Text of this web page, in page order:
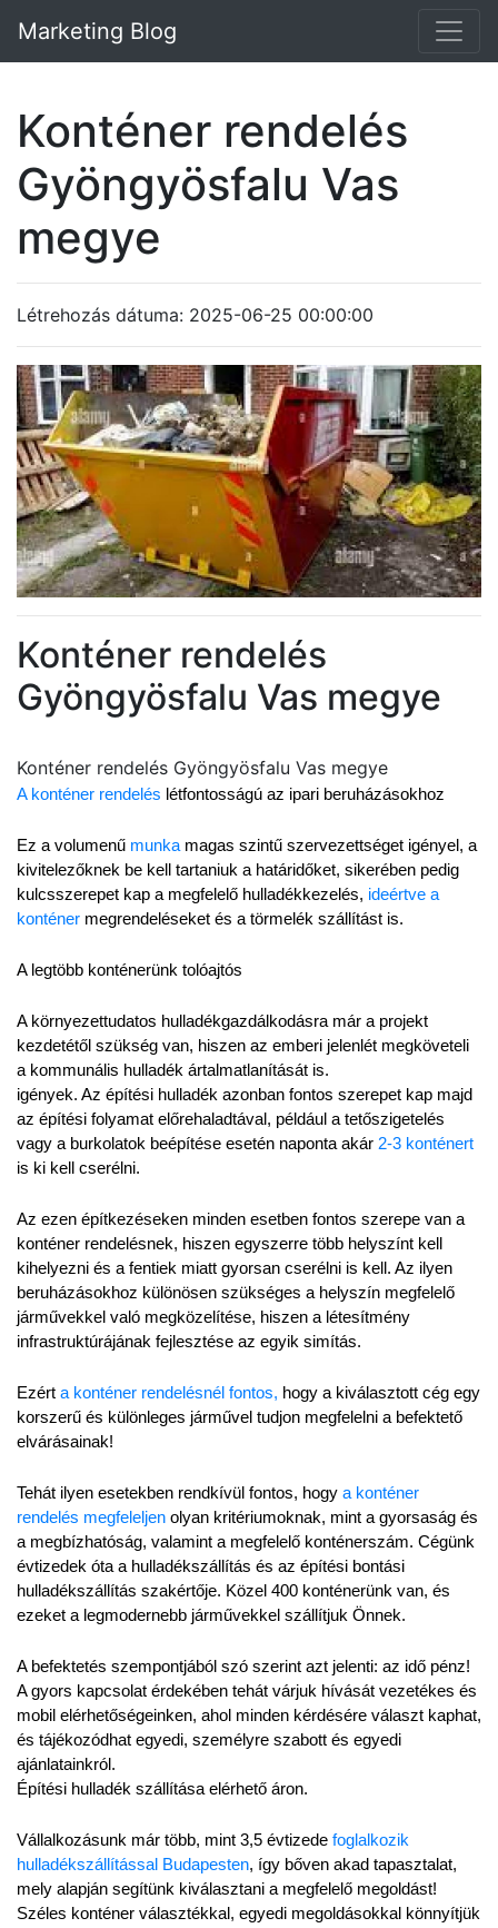
Marketing Blog
Konténer rendelés
Gyöngyösfalu Vas
megye
Létrehozás dátuma: 2025-06-25 00:00:00
Konténer rendelés
Gyöngyösfalu Vas megye
Konténer rendelés Gyöngyösfalu Vas megye
A konténer rendelés létfontosságú az ipari beruházásokhoz
Ez a volumenű munka magas szintű szervezettséget igényel, a
kivitelezőknek be kell tartaniuk a határidőket, sikerében pedig
kulcsszerepet kap a megfelelő hulladékkezelés, ideértve a
konténer megrendeléseket és a törmelék szállítást is.
A legtöbb konténerünk tolóajtós
A környezettudatos hulladékgazdálkodásra már a projekt
kezdetétől szükség van, hiszen az emberi jelenlét megköveteli
a kommunális hulladék ártalmatlanítását is.
igények. Az építési hulladék azonban fontos szerepet kap majd
az építési folyamat előrehaladtával, például a tetőszigetelés
vagy a burkolatok beépítése esetén naponta akár
is ki kell cserélni.
Az ezen építkezéseken minden esetben fontos szerepe van a
konténer rendelésnek, hiszen egyszerre több helyszínt kell
kihelyezni és a fentiek miatt gyorsan cserélni is kell. Az ilyen
beruházásokhoz különösen szükséges a helyszín megfelelő
járművekkel való megközelítése, hiszen a létesítmény
infrastruktúrájának fejlesztése az egyik simítás.
Ezért a konténer rendelésnél fontos, hogy a kiválasztott cég egy
korszerű és különleges járművel tudjon megfelelni a befektető
elvárásainak!
Tehát ilyen esetekben rendkívül fontos, hogy a konténer
rendelés megfeleljen olyan kritériumoknak, mint a gyorsaság és
a megbízhatóság, valamint a megfelelő konténerszám. Cégünk
évtizedek óta a hulladékszállítás és az építési bontási
hulladékszállítás szakértője. Közel 400 konténerünk van, és
ezeket a legmodernebb járművekkel szállítjuk Önnek.
A befektetés szempontjából szó szerint azt jelenti: az idő pénz!
A gyors kapcsolat érdekében tehát várjuk hívását vezetékes és
mobil elérhetőségeinken, ahol minden kérdésére választ kaphat,
és tájékozódhat egyedi, személyre szabott és egyedi
ajánlatainkról.
Építési hulladék szállítása elérhető áron.
Vállalkozásunk már több, mint 3,5 évtizede foglalkozik
hulladékszállítással Budapesten, így bőven akad tapasztalat,
mely alapján segítünk kiválasztani a megfelelő megoldást!
Széles konténer választékkal, egyedi megoldásokkal könnyítjük